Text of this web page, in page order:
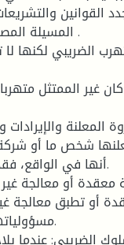
القوانين
المسيلة
غير الممتثل
يعلنها شخص ما أو
أنها في الواقع،
أو تطبق معالجة